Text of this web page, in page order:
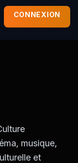
CONNEXION
musique,
et